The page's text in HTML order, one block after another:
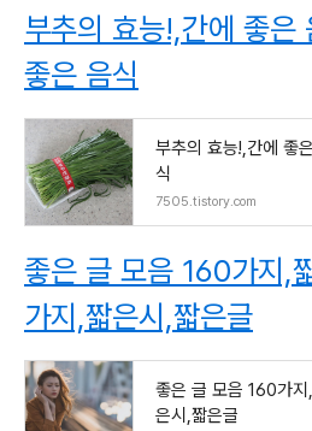
부추의 효능!,간에 좋은
좋은 음식
부추의 효능!,간에 좋
식
7505.tistory.com
좋은 글 모음 160가지,
가지,짧은시,짧은글
좋은 글 모음 160가
은시,짧은글